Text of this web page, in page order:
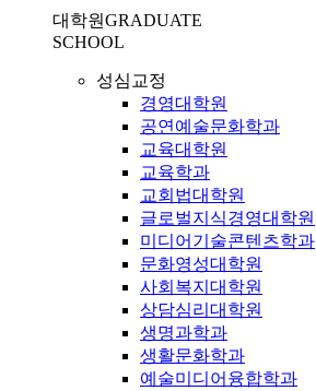
대학원GRADUATE
SCHOOL
성심교정
경영대학원
공연예술문화학과
교육대학원
교육학과
교회법대학원
글로벌지식경영대학원
미디어기술콘텐츠학과
문화영성대학원
사회복지대학원
상담심리대학원
생명과학과
생활문화학과
예술미디어융합학과